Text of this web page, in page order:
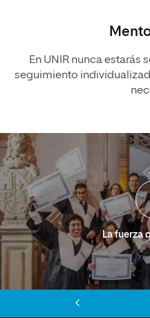
En UNIR nunca estarás
seguimiento
La fuerza